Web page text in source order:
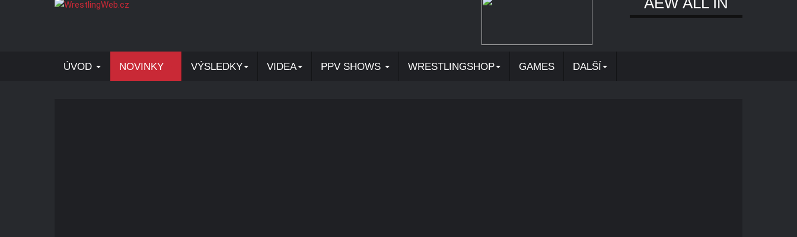
ÚVOD NOVINKY VÝSLEDKY VIDEA PPV SHOWS WRESTLINGSHOP GAMES DALŠÍ